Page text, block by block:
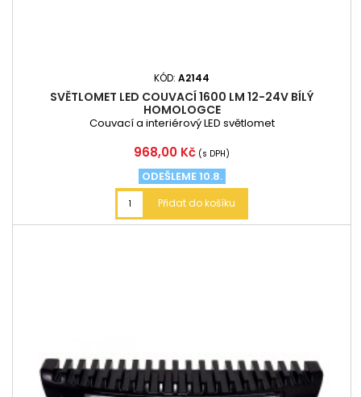
KÓD: A2144
SVĚTLOMET LED COUVACÍ 1600 LM 12-24V BÍLÝ
HOMOLOGCE
Couvací a interiérový LED světlomet
Cena
968,00 Kč (s DPH)
ODEŠLEME 10.8.
Přidat do košíku